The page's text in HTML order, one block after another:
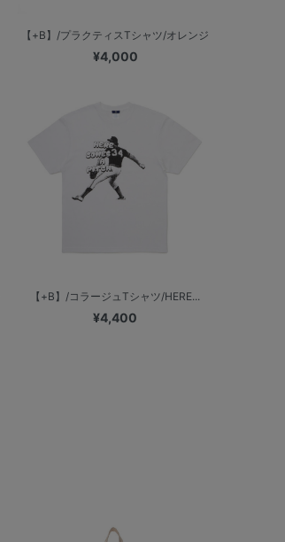
【+B】/プラクティスTシャツ/オレンジ
¥4,000
【+B】/コラージュTシャツ/HERE...
¥4,400